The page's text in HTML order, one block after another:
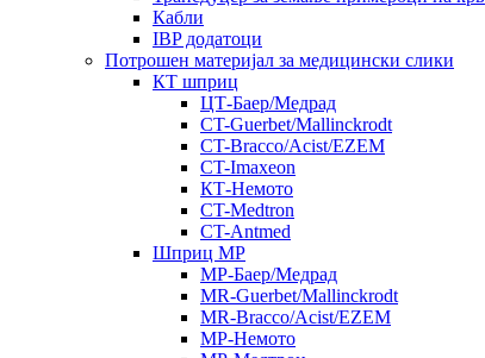
Кабли
IBP додатоци
Потрошен материјал за медицински слики
КТ шприц
ЦТ-Баер/Медрад
CT-Guerbet/Mallinckrodt
CT-Bracco/Acist/EZEM
CT-Imaxeon
КТ-Немото
CT-Medtron
CT-Antmed
Шприц МР
МР-Баер/Медрад
MR-Guerbet/Mallinckrodt
MR-Bracco/Acist/EZEM
МР-Немото